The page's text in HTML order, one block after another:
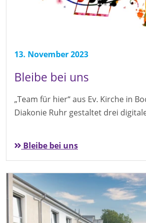
13. November 2023
Bleibe bei uns
„Team für hier“ aus Ev. Kirche in
Diakonie Ruhr gestaltet drei
Bleibe bei uns